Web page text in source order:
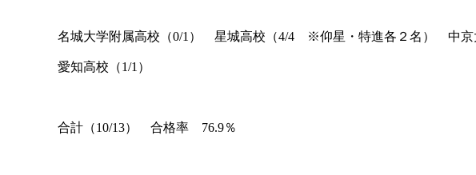
名城大学附属高校（0/1 ） 星城高校（4/4 ※仰星・特進各２名） 中京
愛知高校（1/1 ）
合計（10/13） 合格率 76.9％